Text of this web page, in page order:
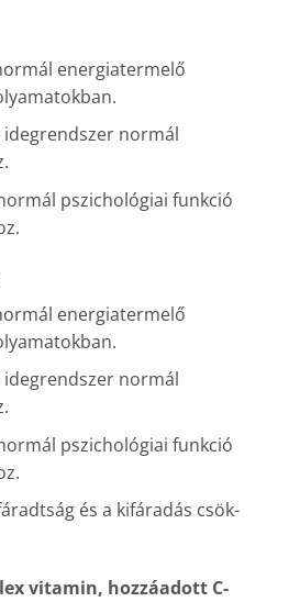
energiatermelő
ideg­rendszer normál
pszichológiai funkció
energiatermelő
idegrendszer normál
pszichológiai funkció
és a kifáradás csök­
vitamin, hozzáadott C-